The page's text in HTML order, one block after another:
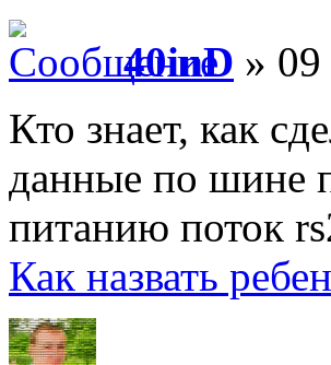
40inD »
Кто знает, как
данные по шине
питанию поток
Как назвать